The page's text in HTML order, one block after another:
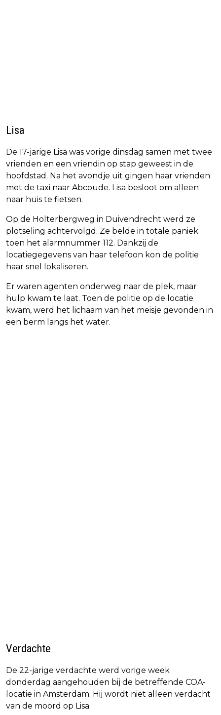
Lisa
De 17-jarige Lisa was vorige dinsdag samen met twee
vrienden en een vriendin op stap geweest in de
hoofdstad. Na het avondje uit gingen haar vrienden
met de taxi naar Abcoude. Lisa besloot om alleen
naar huis te fietsen.
Op de Holterbergweg in Duivendrecht werd ze
plotseling achtervolgd. Ze belde in totale paniek
toen het alarmnummer 112. Dankzij de
locatiegegevens van haar telefoon kon de politie
haar snel lokaliseren.
Er waren agenten onderweg naar de plek, maar
hulp kwam te laat. Toen de politie op de locatie
kwam, werd het lichaam van het meisje gevonden in
een berm langs het water.
Verdachte
De 22-jarige verdachte werd vorige week
donderdag aangehouden bij de betreffende COA-
locatie in Amsterdam. Hij wordt niet alleen verdacht
van de moord op Lisa.